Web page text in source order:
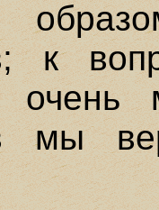
к
очень
мы